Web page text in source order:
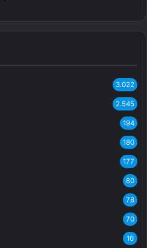
3.022
2.545
194
180
177
80
78
70
10